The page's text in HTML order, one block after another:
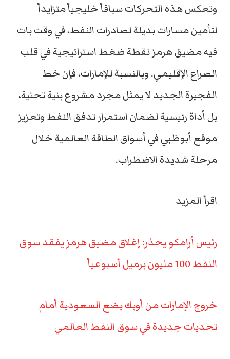
وتعكس هذه التحركات سباقاً خليجياً متزايداً
لتأمين مسارات بديلة لصادرات النفط، في وقت بات
فيه مضيق هرمز نقطة ضغط استراتيجية في قلب
الصراع الإقليمي. وبالنسبة للإمارات، فإن خط
الفجيرة الجديد لا يمثل مجرد مشروع بنية تحتية،
بل أداة رئيسية لضمان استمرار تدفق النفط وتعزيز
موقع أبوظبي في أسواق الطاقة العالمية خلال
مرحلة شديدة الاضطراب.
اقرأ المزيد
رئيس أرامكو يحذر: إغلاق مضيق هرمز يفقد سوق
النفط 100 مليون برميل أسبوعياً
خروج الإمارات من أوبك يضع السعودية أمام
تحديات جديدة في سوق النفط العالمي